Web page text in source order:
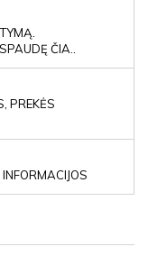
ČIA..
PREKĖS